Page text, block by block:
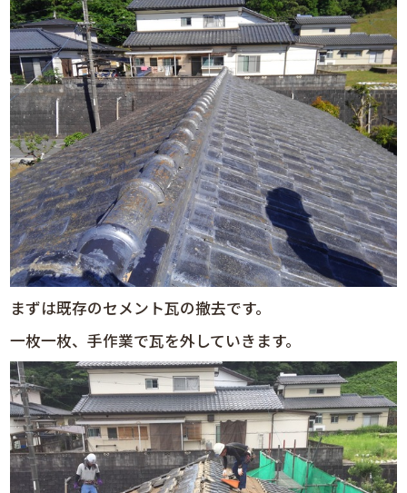
まずは既存のセメント瓦の撤去です。
一枚一枚、手作業で瓦を外していきます。